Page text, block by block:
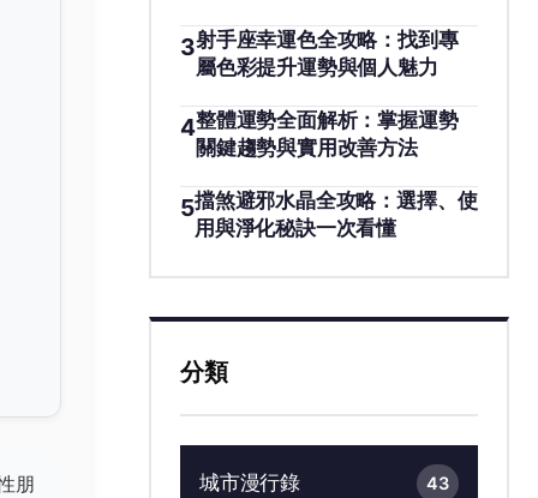
朋
3射手座幸運色全攻略：找到專
屬色彩提升運勢與個人魅力
4整體運勢全面解析：掌握運勢
關鍵趨勢與實用改善方法
5擋煞避邪水晶全攻略：選擇、使
用與淨化秘訣一次看懂
分類
城市漫行錄 43